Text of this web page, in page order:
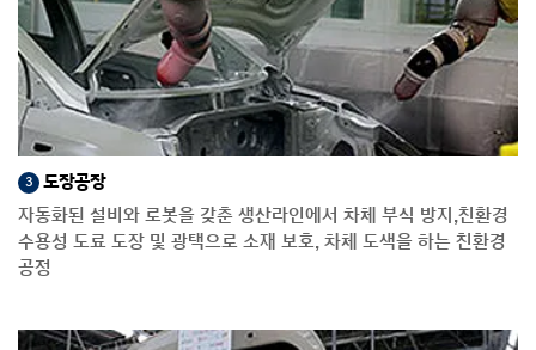
3
도장공장
자동화된 설비와 로봇을 갖춘 생산라인에서 차체 부식 방지,친환경
수용성 도료 도장 및 광택으로 소재 보호, 차체 도색을 하는 친환경
공정